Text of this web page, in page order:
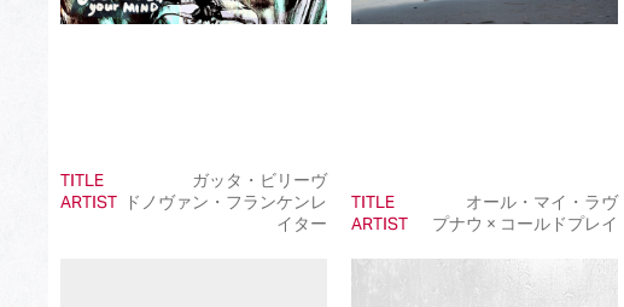
Best Anime Song
Best Vocaloid Culture Song
TITLE
ガッタ・ビリーヴ
ARTIST
ドノヴァン・フランケンレ
イター
TITLE
オール・マイ・ラヴ
ARTIST
プナウ × コールドプレイ